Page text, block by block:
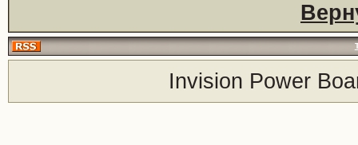
Invision Power